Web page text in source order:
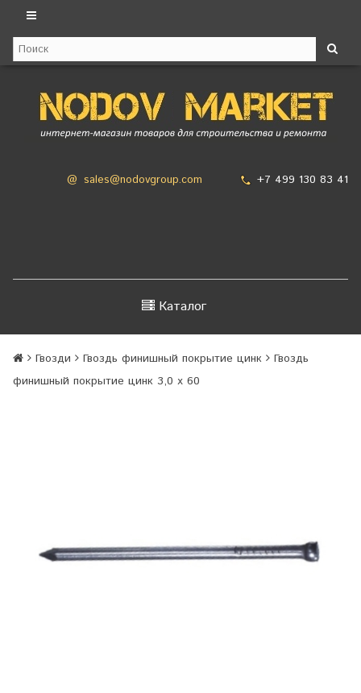
@ sales@nodovgroup.com +7 499 130 83 41
Каталог
Гвозди Гвоздь финишный покрытие цинк
Гвоздь
финишный покрытие цинк 3,0 х 60